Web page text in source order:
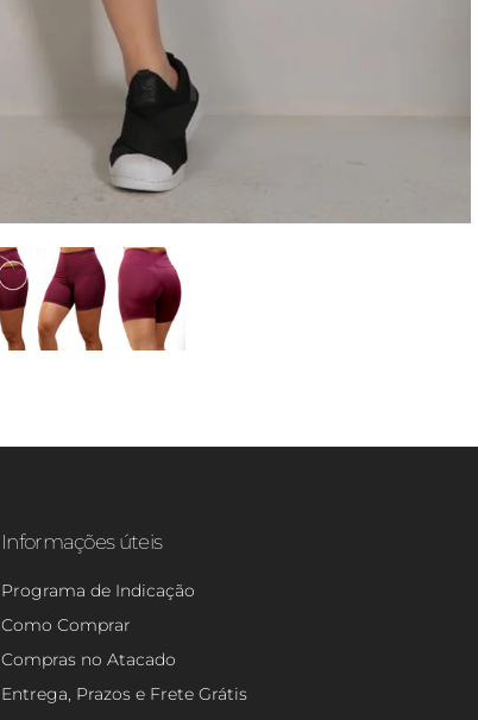
Informações úteis
Programa de Indicação
Como Comprar
Compras no Atacado
Entrega, Prazos e Frete Grátis